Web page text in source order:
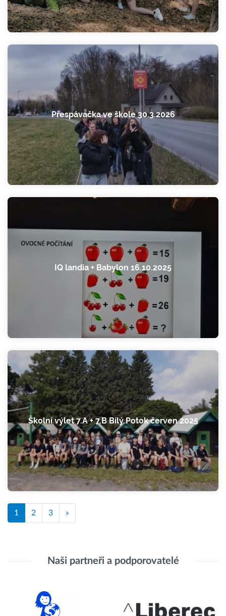
Přespávačka ve škole 30.3.2026
IQ landia + Babylon 16.10.2025
Školní výlet 7.A + 7.B Bílý Potok červen 2025
1 2 3 »
Naši partneři a podporovatelé